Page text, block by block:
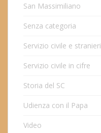
San Massimiliano
Senza categoria
Servizio civile e stranieri
Servizio civile in cifre
Storia del SC
Udienza con il Papa
Video